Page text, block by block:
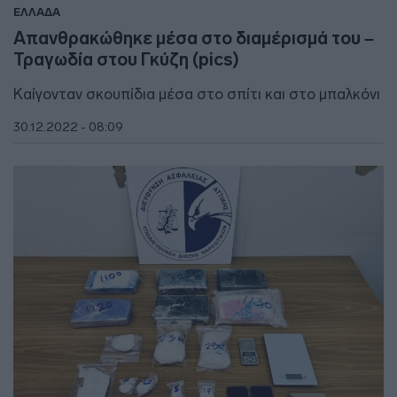
ΕΛΛΑΔΑ
Απανθρακώθηκε μέσα στο διαμέρισμά του –
Τραγωδία στου Γκύζη (pics)
Καίγονταν σκουπίδια μέσα στο σπίτι και στο μπαλκόνι
30.12.2022 - 08:09